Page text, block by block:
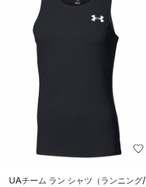
UAチーム ラン シャツ（ランニング/